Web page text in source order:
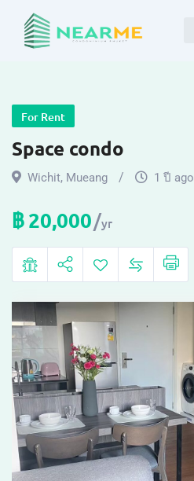
For Rent
Space condo
Wichit, Mueang 1 ปี ago
฿20,000 yr